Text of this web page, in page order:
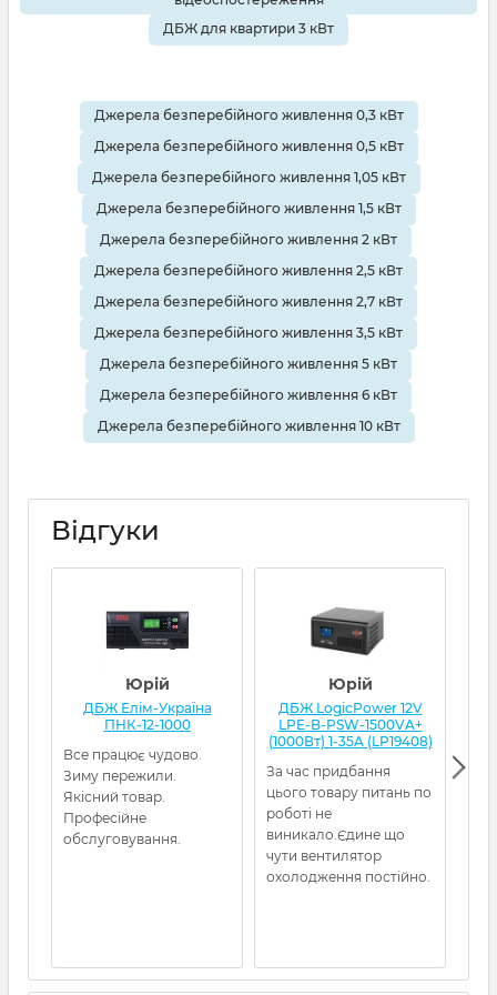
ДБЖ для квартири 3 кВт
Джерела безперебійного живлення 0,3 кВт
Джерела безперебійного живлення 0,5 кВт
Джерела безперебійного живлення 1,05 кВт
Джерела безперебійного живлення 1,5 кВт
Джерела безперебійного живлення 2 кВт
Джерела безперебійного живлення 2,5 кВт
Джерела безперебійного живлення 2,7 кВт
Джерела безперебійного живлення 3,5 кВт
Джерела безперебійного живлення 5 кВт
Джерела безперебійного живлення 6 кВт
Джерела безперебійного живлення 10 кВт
Відгуки
Юрій
ДБЖ Елім-Україна
ПНК-12-1000
Все працює чудово.
Зиму пережили.
Якісний товар.
Професійне
обслуговування.
Юрій
ДБЖ LogicPower 12V
LPE-B-PSW-1500VA+
(1000Вт) 1-35A (LP19408)
За час придбання
цього товару питань по
роботі не
виникало.Єдине що
чути вентилятор
охолодження постійно.